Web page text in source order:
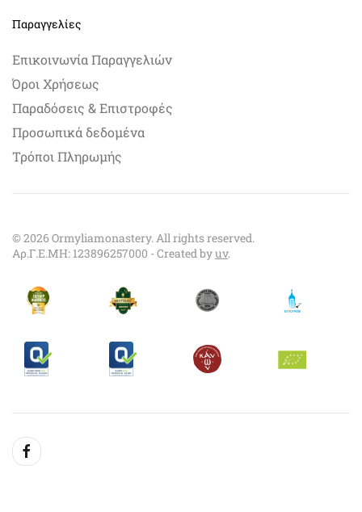
Παραγγελίες
Επικοινωνία Παραγγελιών
Όροι Χρήσεως
Παραδόσεις & Επιστροφές
Προσωπικά δεδομένα
Τρόποι Πληρωμής
©2026Ormyliamonastery. All rights reserved.
Αρ.Γ.Ε.ΜΗ: 123896257000 - Created byuv.